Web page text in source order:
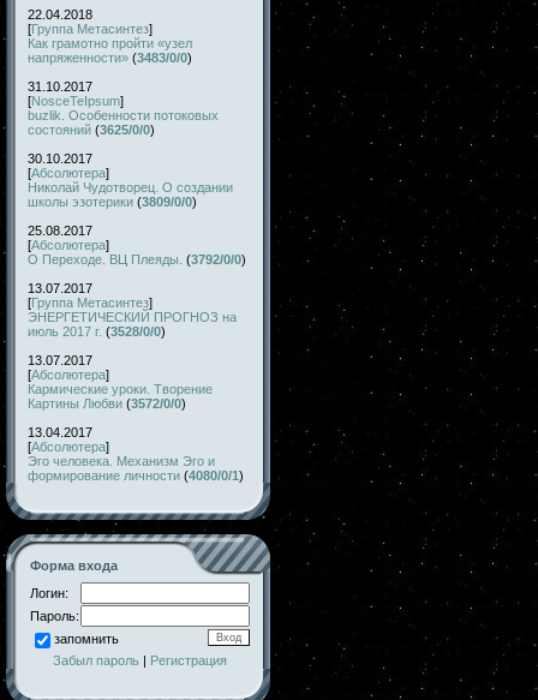
22.04.2018
[Группа Метасинтез]
Как грамотно пройти «узел
напряженности» (3483/0/0)
31.10.2017
[NosceTeIpsum]
buzlik. Особенности потоковых
состояний (3625/0/0)
30.10.2017
[Абсолютера]
Николай Чудотворец. О создании
школы эзотерики (3809/0/0)
25.08.2017
[Абсолютера]
О Переходе. ВЦ Плеяды. (3792/0/0)
13.07.2017
[Группа Метасинтез]
ЭНЕРГЕТИЧЕСКИЙ ПРОГНОЗ на
июль 2017 г. (3528/0/0)
13.07.2017
[Абсолютера]
Кармические уроки. Творение
Картины Любви (3572/0/0)
13.04.2017
[Абсолютера]
Эго человека. Механизм Эго и
формирование личности (4080/0/1)
Форма входа
Логин:
Пароль:
запомнить
Забыл пароль | Регистрация